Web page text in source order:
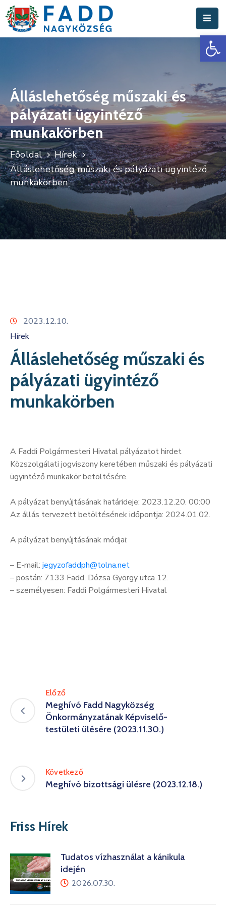
Hivatal
Fadd
Nagyközség
Turisztika
Választási
Információk
Események
Kapcsolat
Álláslehetőség műszaki és
pályázati ügyintéző
munkakörben
Főoldal
Hírek
Álláslehetőség műszaki és pályázati ügyintéző
munkakörben
2023.12.10.
Hírek
Álláslehetőség műszaki és
pályázati ügyintéző
munkakörben
A Faddi Polgármesteri Hivatal pályázatot hirdet
Közszolgálati jogviszony keretében műszaki és pályázati
ügyintéző munkakör betöltésére.
A pályázat benyújtásának határideje: 2023.12.20. 00:00
Az állás tervezett betöltésének időpontja: 2024.01.02.
A pályázat benyújtásának módjai:
– E-mail: jegyzofaddph@tolna.net
– postán: 7133 Fadd, Dózsa György utca 12.
– személyesen: Faddi Polgármesteri Hivatal
Előző
Meghívó Fadd Nagyközség
Önkormányzatának Képviselő-
testületi ülésére (2023.11.30.)
Következő
Meghívó bizottsági ülésre (2023.12.18.)
Friss Hírek
Tudatos vízhasználat a kánikula
idején
2026.07.30.